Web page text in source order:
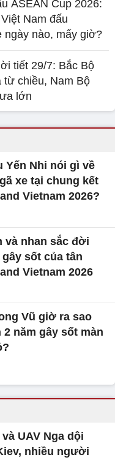
ASEAN Cup 2026:
Nam đấu
ngày nào, mấy giờ?
tiết 29/7: Bắc Bộ
từ chiều, Nam Bộ
lớn
Yến Nhi nói gì về
xe tại chung kết
Vietnam 2026?
và nhan sắc đời
sốt của tân
Vietnam 2026
Vũ giờ ra sao
2 năm gây sốt màn
UAV Nga dội
nhiều người